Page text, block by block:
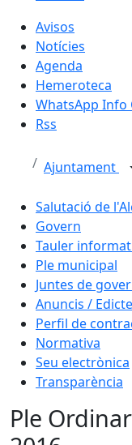
Avisos
Notícies
Agenda
Hemeroteca
WhatsApp Info
Rss
Ajuntament
Salutació de
Govern
Tauler
Ple municipal
Juntes de
Anuncis /
Perfil de
Normativa
Seu electrònica
Transparència
Ple